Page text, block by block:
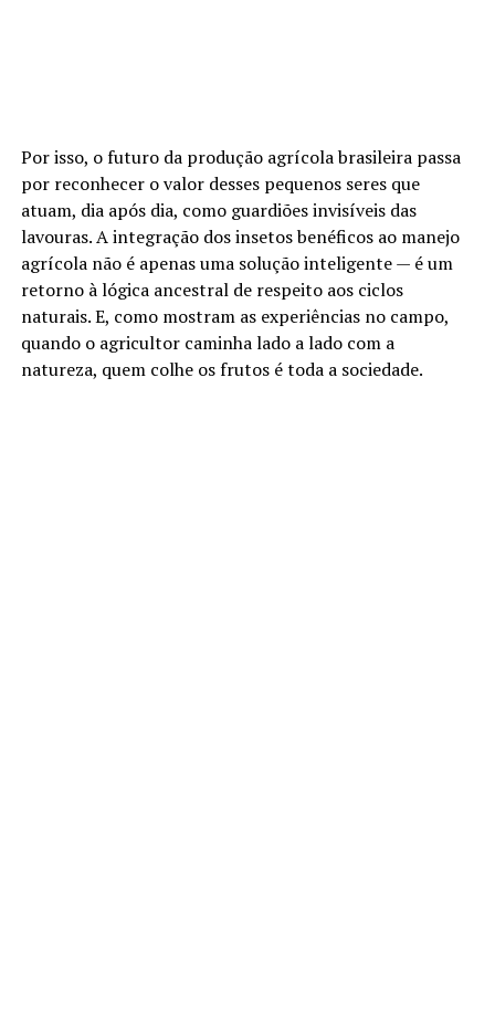
Por isso, o futuro da produção agrícola brasileira passa
por reconhecer o valor desses pequenos seres que
atuam, dia após dia, como guardiões invisíveis das
lavouras. A integração dos insetos benéficos ao manejo
agrícola não é apenas uma solução inteligente — é um
retorno à lógica ancestral de respeito aos ciclos
naturais. E, como mostram as experiências no campo,
quando o agricultor caminha lado a lado com a
natureza, quem colhe os frutos é toda a sociedade.